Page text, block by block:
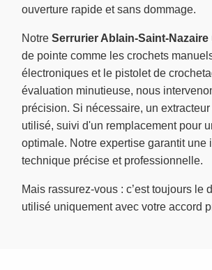
ouverture rapide et sans dommage.
Notre Serrurier Ablain-Saint-Nazaire
de pointe comme les crochets
électroniques et le pistolet de
évaluation minutieuse, nous
précision. Si nécessaire, un
utilisé, suivi d'un remplacement pour
optimale. Notre expertise garantit une
technique précise et professionnelle.
Mais rassurez-vous : c’est toujours le
utilisé uniquement avec votre accord